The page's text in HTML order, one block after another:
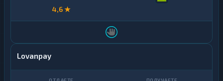
4,6 ★
Lovanpay